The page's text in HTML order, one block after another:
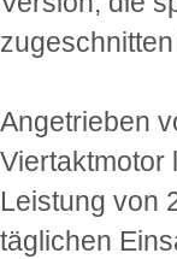
Angetrieben
Viertaktmotor
Leistung von
täglichen